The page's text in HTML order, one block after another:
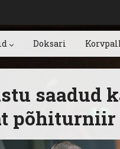
Doksari
saadud
põhiturniir